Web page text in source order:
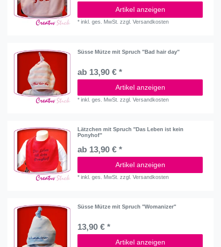
Artikel anzeigen
*inkl. ges. MwSt. zzgl.Versandkosten
Süsse Mütze mit Spruch "Bad hair day"
ab 13,90 € *
Artikel anzeigen
*inkl. ges. MwSt. zzgl.Versandkosten
Lätzchen mit Spruch "Das Leben ist kein
Ponyhof"
ab 13,90 € *
Artikel anzeigen
*inkl. ges. MwSt. zzgl.Versandkosten
Süsse Mütze mit Spruch "Womanizer"
13,90 € *
Artikel anzeigen